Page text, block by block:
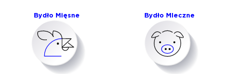
Bydło Mięsne Bydło Mleczne